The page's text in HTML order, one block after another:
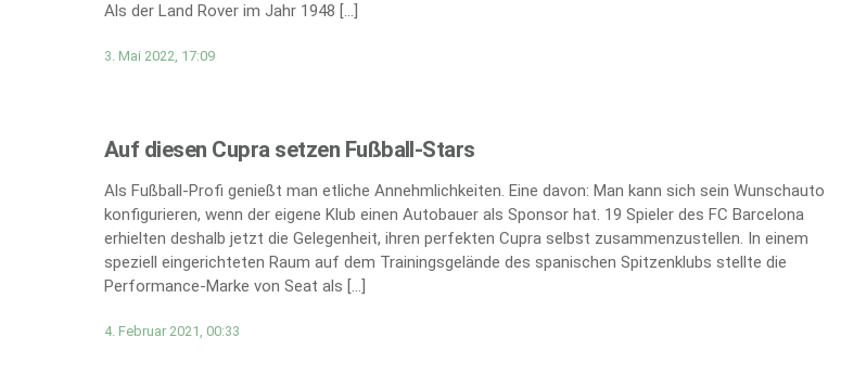
Als der Land Rover im Jahr 1948 […]
3. Mai 2022, 17:09
Auf diesen Cupra setzen Fußball-Stars
Als Fußball-Profi genießt man etliche Annehmlichkeiten. Eine davon: Man kann sich sein Wunschauto
konfigurieren, wenn der eigene Klub einen Autobauer als Sponsor hat. 19 Spieler des FC Barcelona
erhielten deshalb jetzt die Gelegenheit, ihren perfekten Cupra selbst zusammenzustellen. In einem
speziell eingerichteten Raum auf dem Trainingsgelände des spanischen Spitzenklubs stellte die
Performance-Marke von Seat als […]
4. Februar 2021, 00:33